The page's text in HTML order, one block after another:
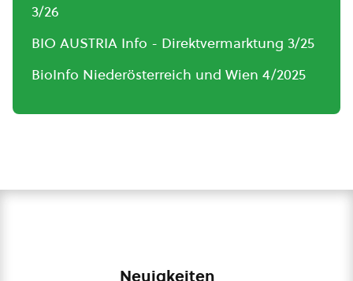
3/26
BIO AUSTRIA Info - Direktvermarktung 3/25
BioInfo Niederösterreich und Wien 4/2025
Neuigkeiten